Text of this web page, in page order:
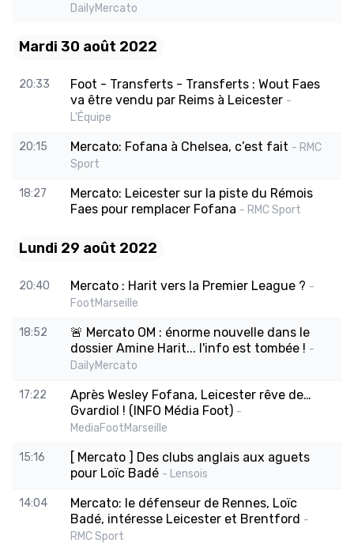
DailyMercato
Mardi 30 août 2022
20:33
Foot - Transferts - Transferts : Wout Faes
va être vendu par Reims à Leicester -
L'Équipe
20:15 Mercato: Fofana à Chelsea, c’est fait - RMC
Sport
18:27
Mercato: Leicester sur la piste du Rémois
Faes pour remplacer Fofana - RMC Sport
Lundi 29 août 2022
20:40 Mercato : Harit vers la Premier League ? -
FootMarseille
18:52
🚨 Mercato OM : énorme nouvelle dans le
dossier Amine Harit... l'info est tombée ! -
DailyMercato
17:22
Après Wesley Fofana, Leicester rêve de…
Gvardiol ! (INFO Média Foot) -
MediaFootMarseille
15:16
[ Mercato ] Des clubs anglais aux aguets
pour Loïc Badé - Lensois
14:04
Mercato: le défenseur de Rennes, Loïc
Badé, intéresse Leicester et Brentford -
RMC Sport